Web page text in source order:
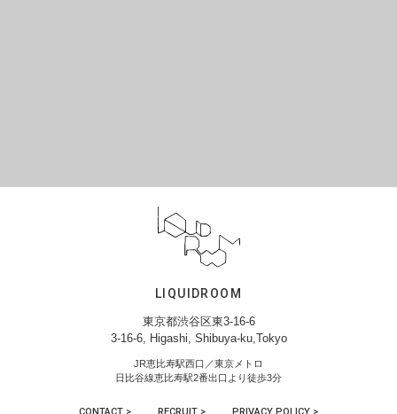
LIQUIDROOM
東京都渋谷区東3-16-6
3-16-6, Higashi, Shibuya-ku,Tokyo
JR恵比寿駅西口／東京メトロ
日比谷線恵比寿駅2番出口より徒歩3分